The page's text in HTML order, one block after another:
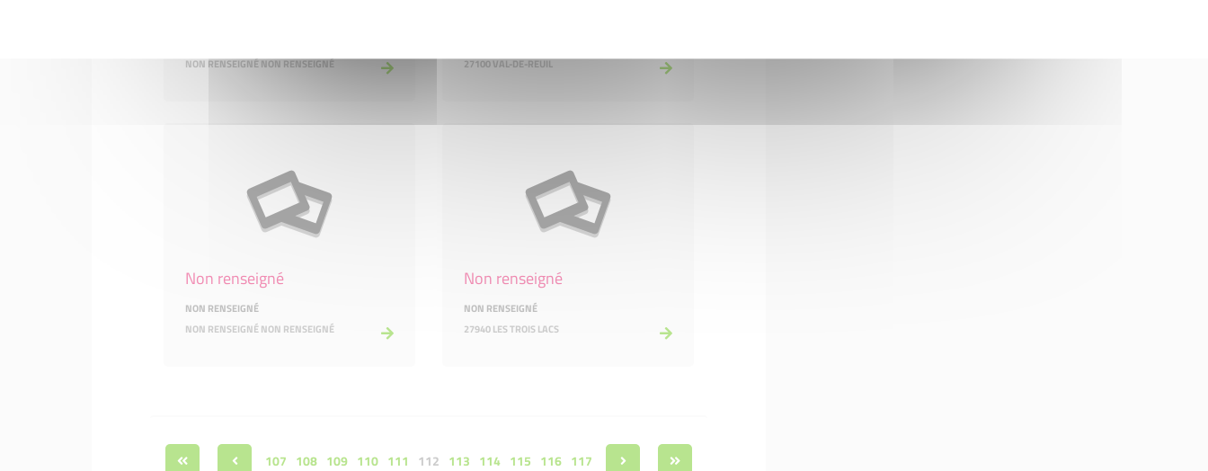
NON RENSEIGNÉ NON RENSEIGNÉ
27100 VAL-DE-REUIL
Non renseigné
NON RENSEIGNÉ
NON RENSEIGNÉ NON RENSEIGNÉ
Non renseigné
NON RENSEIGNÉ
27940 LES TROIS LACS
107 108 109 110 111 112 113 114 115 116 117